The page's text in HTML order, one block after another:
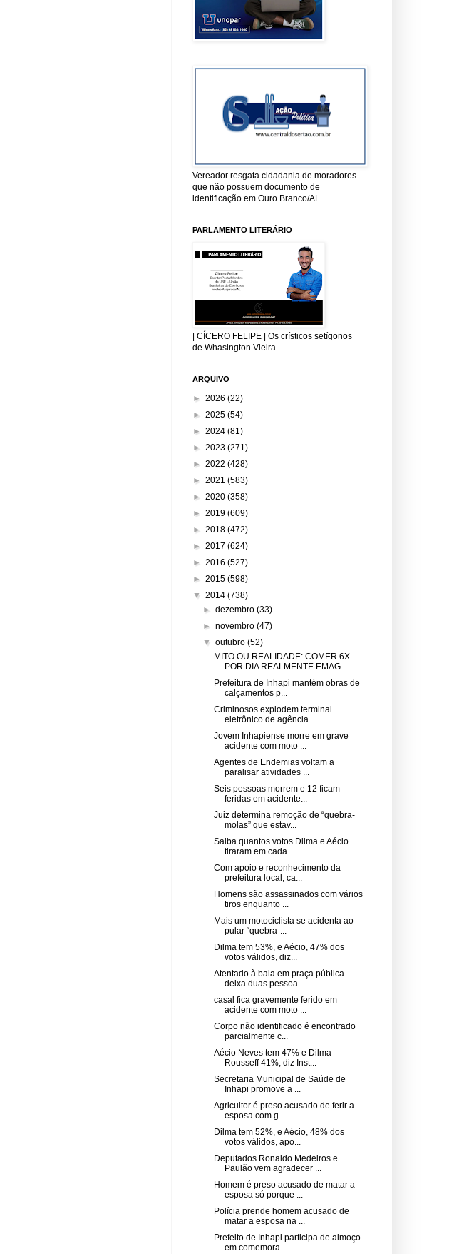
Vereador resgata cidadania de moradores
que não possuem documento de
identificação em Ouro Branco/AL.
PARLAMENTO LITERÁRIO
| CÍCERO FELIPE | Os crísticos setígonos
de Whasington Vieira.
ARQUIVO
► 2026 (22)
► 2025 (54)
► 2024 (81)
► 2023 (271)
► 2022 (428)
► 2021 (583)
► 2020 (358)
► 2019 (609)
► 2018 (472)
► 2017 (624)
► 2016 (527)
► 2015 (598)
▼ 2014 (738)
►dezembro(33)
►novembro(47)
▼outubro(52)
MITO OU REALIDADE: COMER 6X
POR DIA REALMENTE EMAG...
Prefeitura de Inhapi mantém obras de
calçamentos p...
Criminosos explodem terminal
eletrônico de agência...
Jovem Inhapiense morre em grave
acidente com moto ...
Agentes de Endemias voltam a
paralisar atividades ...
Seis pessoas morrem e 12 ficam
feridas em acidente...
Juiz determina remoção de “quebra-
molas” que estav...
Saiba quantos votos Dilma e Aécio
tiraram em cada ...
Com apoio e reconhecimento da
prefeitura local, ca...
Homens são assassinados com vários
tiros enquanto ...
Mais um motociclista se acidenta ao
pular “quebra-...
Dilma tem 53%, e Aécio, 47% dos
votos válidos, diz...
Atentado à bala em praça pública
deixa duas pessoa...
casal fica gravemente ferido em
acidente com moto ...
Corpo não identificado é encontrado
parcialmente c...
Aécio Neves tem 47% e Dilma
Rousseff 41%, diz Inst...
Secretaria Municipal de Saúde de
Inhapi promove a ...
Agricultor é preso acusado de ferir a
esposa com g...
Dilma tem 52%, e Aécio, 48% dos
votos válidos, apo...
Deputados Ronaldo Medeiros e
Paulão vem agradecer ...
Homem é preso acusado de matar a
esposa só porque ...
Polícia prende homem acusado de
matar a esposa na ...
Prefeito de Inhapi participa de almoço
em comemora...